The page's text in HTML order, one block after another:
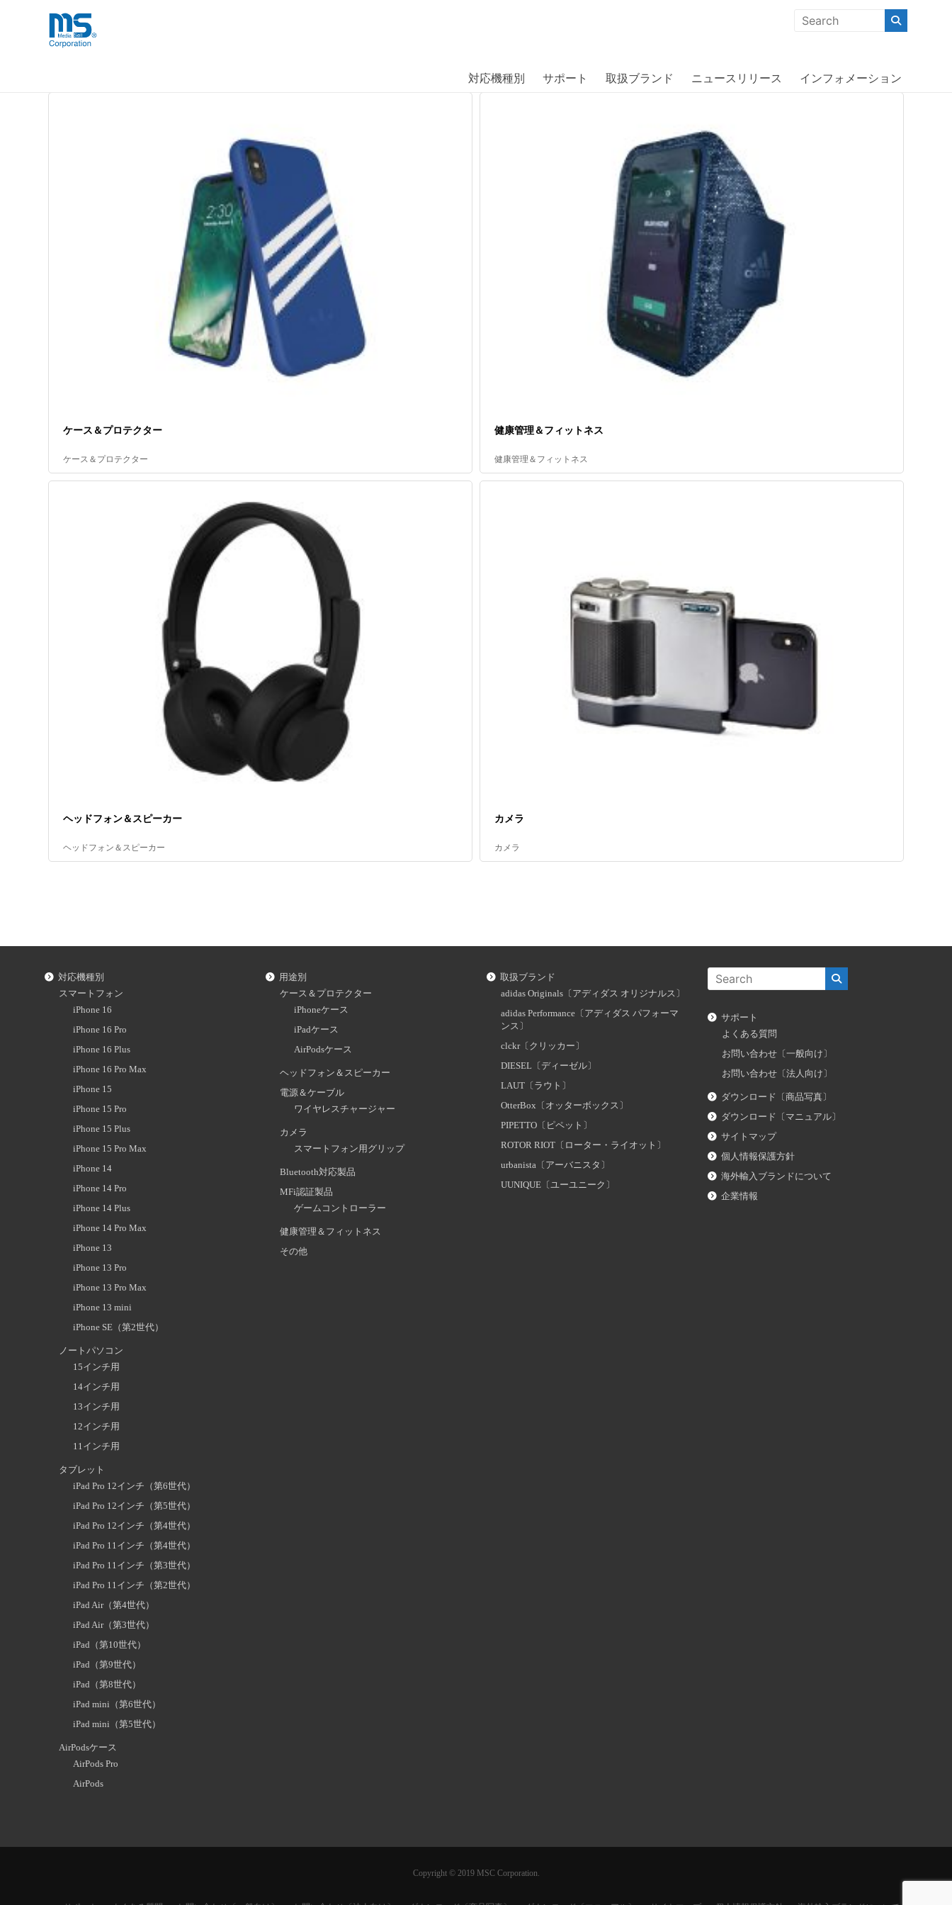
海外事業部が取り揃えている海外輸入商品には、日本では珍しい「海外ブランド」をはじめ「ユニークな商品」「機能的な商品」「コストパフォーマンスの高い商
対応機種別 サポート 取扱ブランド ニュースリリース インフォメーション
ケース＆プロテクター
ケース＆プロテクター
健康管理＆フィットネス
健康管理＆フィットネス
ヘッドフォン＆スピーカー
ヘッドフォン＆スピーカー
カメラ
カメラ
対応機種別
スマートフォン
iPhone 16
iPhone 16 Pro
iPhone 16 Plus
iPhone 16 Pro Max
iPhone 15
iPhone 15 Pro
iPhone 15 Plus
iPhone 15 Pro Max
iPhone 14
iPhone 14 Pro
iPhone 14 Plus
iPhone 14 Pro Max
iPhone 13
iPhone 13 Pro
iPhone 13 Pro Max
iPhone 13 mini
iPhone SE（第2世代）
ノートパソコン
15インチ用
14インチ用
13インチ用
12インチ用
11インチ用
タブレット
iPad Pro 12インチ（第6世代）
iPad Pro 12インチ（第5世代）
iPad Pro 12インチ（第4世代）
iPad Pro 11インチ（第4世代）
iPad Pro 11インチ（第3世代）
iPad Pro 11インチ（第2世代）
iPad Air（第4世代）
iPad Air（第3世代）
iPad（第10世代）
iPad（第9世代）
iPad（第8世代）
iPad mini（第6世代）
iPad mini（第5世代）
AirPodsケース
AirPods Pro
AirPods
用途別
ケース＆プロテクター
iPhoneケース
iPadケース
AirPodsケース
ヘッドフォン＆スピーカー
電源＆ケーブル
ワイヤレスチャージャー
カメラ
スマートフォン用グリップ
Bluetooth対応製品
MFi認証製品
ゲームコントローラー
健康管理＆フィットネス
その他
取扱ブランド
adidas Originals〔アディダス オリジナルス〕
adidas Performance〔アディダス パフォーマ
ンス〕
clckr〔クリッカー〕
DIESEL〔ディーゼル〕
LAUT〔ラウト〕
OtterBox〔オッターボックス〕
PIPETTO〔ピペット〕
ROTOR RIOT〔ローター・ライオット〕
urbanista〔アーバニスタ〕
UUNIQUE〔ユーユニーク〕
サポート
よくある質問
お問い合わせ〔一般向け〕
お問い合わせ〔法人向け〕
ダウンロード〔商品写真〕
ダウンロード〔マニュアル〕
サイトマップ
個人情報保護方針
海外輸入ブランドについて
企業情報
Copyright © 2019 MSC Corporation.